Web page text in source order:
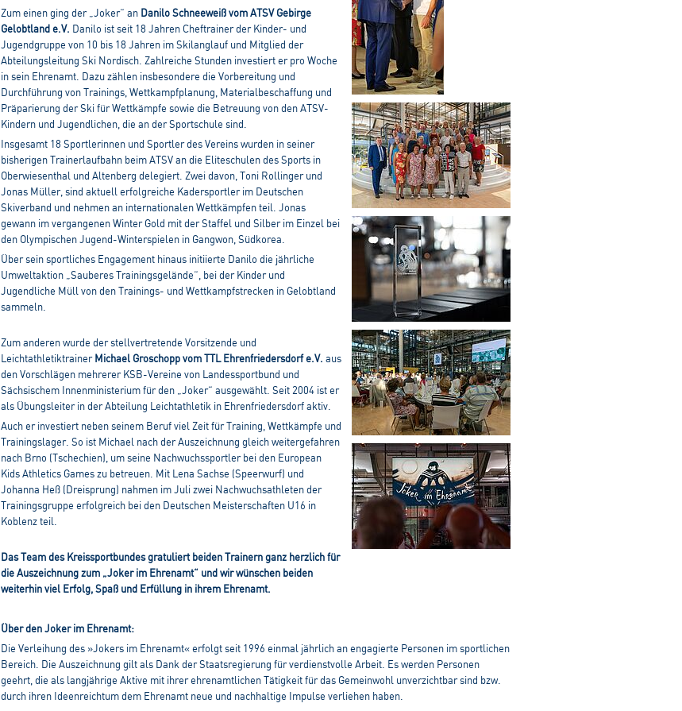
Zum einen ging der „Joker“ an Danilo Schneeweiß vom ATSV Gebirge
Gelobtland e.V. Danilo ist seit 18 Jahren Cheftrainer der Kinder- und
Jugendgruppe von 10 bis 18 Jahren im Skilanglauf und Mitglied der
Abteilungsleitung Ski Nordisch. Zahlreiche Stunden investiert er pro Woche
in sein Ehrenamt. Dazu zählen insbesondere die Vorbereitung und
Durchführung von Trainings, Wettkampfplanung, Materialbeschaffung und
Präparierung der Ski für Wettkämpfe sowie die Betreuung von den ATSV-
Kindern und Jugendlichen, die an der Sportschule sind.
Insgesamt 18 Sportlerinnen und Sportler des Vereins wurden in seiner
bisherigen Trainerlaufbahn beim ATSV an die Eliteschulen des Sports in
Oberwiesenthal und Altenberg delegiert. Zwei davon, Toni Rollinger und
Jonas Müller, sind aktuell erfolgreiche Kadersportler im Deutschen
Skiverband und nehmen an internationalen Wettkämpfen teil. Jonas
gewann im vergangenen Winter Gold mit der Staffel und Silber im Einzel bei
den Olympischen Jugend-Winterspielen in Gangwon, Südkorea.
Über sein sportliches Engagement hinaus initiierte Danilo die jährliche
Umweltaktion „Sauberes Trainingsgelände“, bei der Kinder und
Jugendliche Müll von den Trainings- und Wettkampfstrecken in Gelobtland
sammeln.
Zum anderen wurde der stellvertretende Vorsitzende und
LeichtathletiktrainerMichael Groschopp vom TTL Ehrenfriedersdorf e.V. aus
den Vorschlägen mehrerer KSB-Vereine von Landessportbund und
Sächsischem Innenministerium für den „Joker“ ausgewählt. Seit 2004 ist er
als Übungsleiter in der Abteilung Leichtathletik in Ehrenfriedersdorf aktiv.
Auch er investiert neben seinem Beruf viel Zeit für Training, Wettkämpfe und
Trainingslager. So ist Michael nach der Auszeichnung gleich weitergefahren
nach Brno (Tschechien), um seine Nachwuchssportler bei den European
Kids Athletics Games zu betreuen. Mit Lena Sachse (Speerwurf) und
Johanna Heß (Dreisprung) nahmen im Juli zwei Nachwuchsathleten der
Trainingsgruppe erfolgreich bei den Deutschen Meisterschaften U16 in
Koblenz teil.
Das Team des Kreissportbundes gratuliert beiden Trainern ganz herzlich für
die Auszeichnung zum „Joker im Ehrenamt“ und wir wünschen beiden
weiterhin viel Erfolg, Spaß und Erfüllung in ihrem Ehrenamt.
Über den Joker im Ehrenamt:
Die Verleihung des »Jokers im Ehrenamt« erfolgt seit 1996 einmal jährlich an engagierte Personen im sportlichen
Bereich. Die Auszeichnung gilt als Dank der Staatsregierung für verdienstvolle Arbeit. Es werden Personen
geehrt, die als langjährige Aktive mit ihrer ehrenamtlichen Tätigkeit für das Gemeinwohl unverzichtbar sind bzw.
durch ihren Ideenreichtum dem Ehrenamt neue und nachhaltige Impulse verliehen haben.